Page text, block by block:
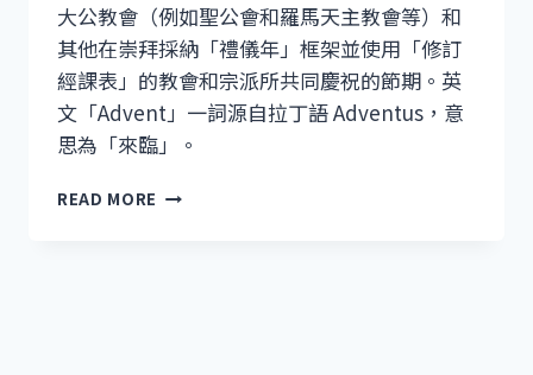
大公教會（例如聖公會和羅馬天主教會等）和
其他在崇拜採納「禮儀年」框架並使用「修訂
經課表」的教會和宗派所共同慶祝的節期。英
文「Advent」一詞源自拉丁語 Adventus，意
思為「來臨」。
READ MORE 「將